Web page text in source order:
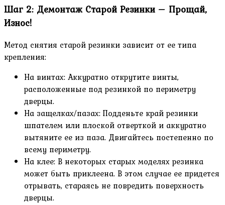
Шаг 2: Демонтаж Старой Резинки – Прощай,
Износ!
Метод снятия старой резинки зависит от ее типа
крепления:
На винтах: Аккуратно открутите винты,
расположенные под резинкой по периметру
дверцы.
На защелках/пазах: Подденьте край резинки
шпателем или плоской отверткой и аккуратно
вытяните ее из паза. Двигайтесь постепенно по
всему периметру.
На клее: В некоторых старых моделях резинка
может быть приклеена. В этом случае ее придется
отрывать, стараясь не повредить поверхность
дверцы.